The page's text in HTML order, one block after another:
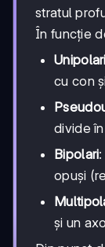
stratul
În funcție
Unipolari
cu con
divide
Bipolari
opuși
și un